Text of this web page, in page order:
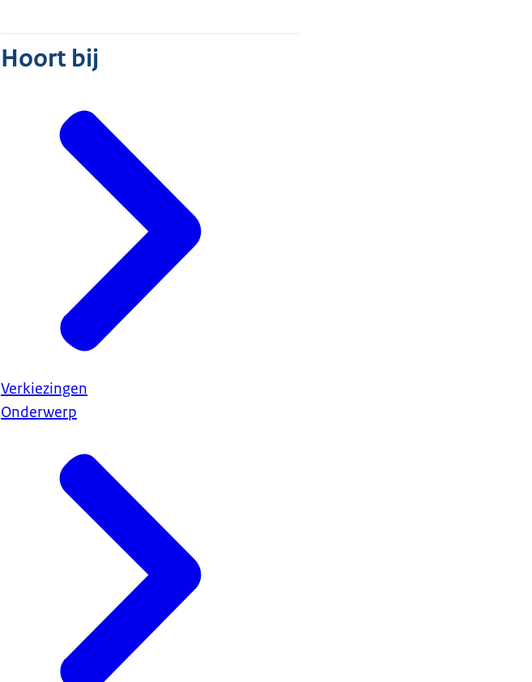
Hoort bij
Verkiezingen
Onderwerp